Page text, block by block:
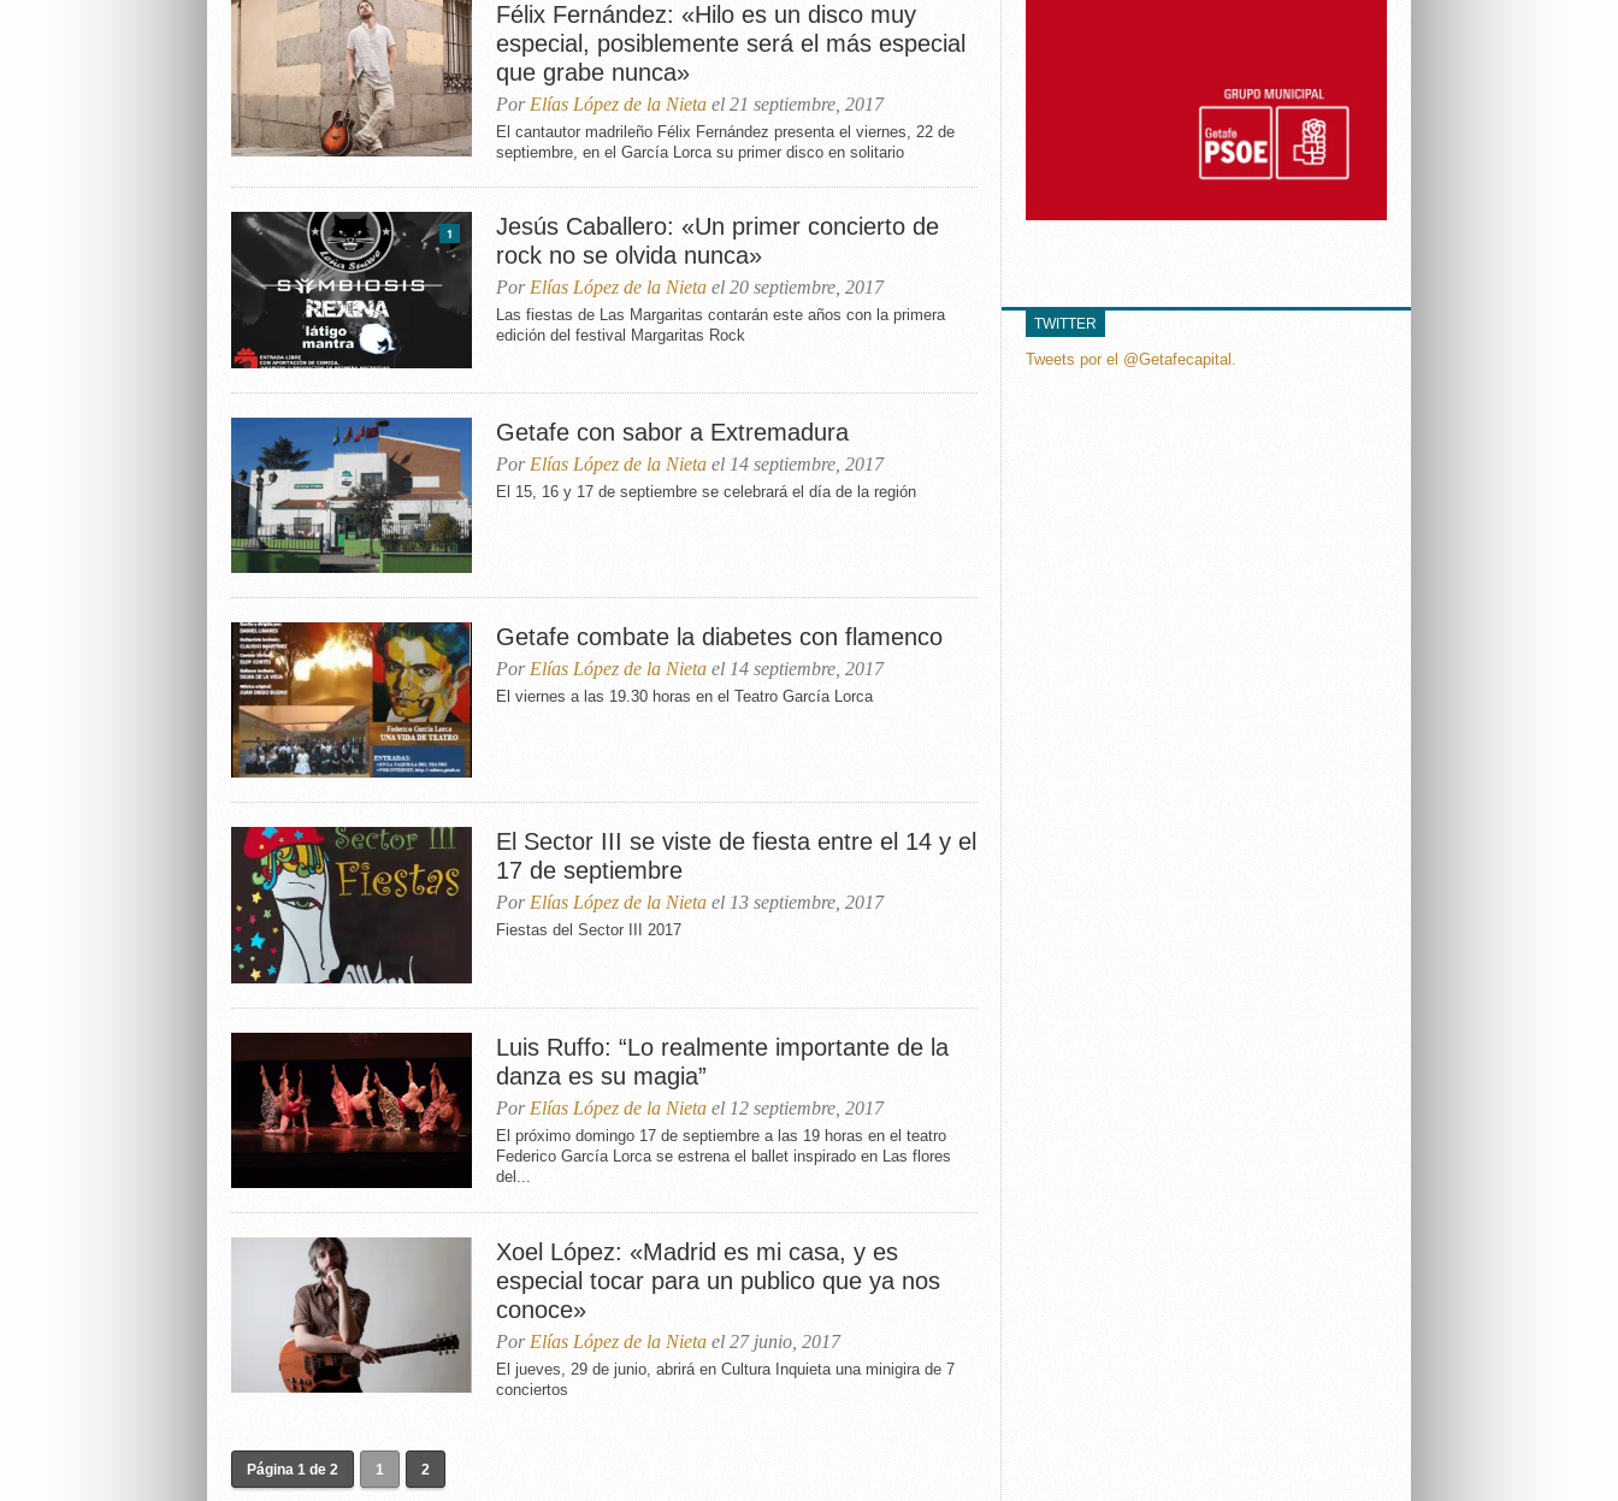
Félix Fernández: «Hilo es un disco muy
especial, posiblemente será el más especial
que grabe nunca»
Por Elías López de la Nieta el 21 septiembre, 2017
El cantautor madrileño Félix Fernández presenta el viernes, 22 de
septiembre, en el García Lorca su primer disco en solitario
1
Jesús Caballero: «Un primer concierto de
rock no se olvida nunca»
Por Elías López de la Nieta el 20 septiembre, 2017
Las fiestas de Las Margaritas contarán este años con la primera
edición del festival Margaritas Rock
Getafe con sabor a Extremadura
Por Elías López de la Nieta el 14 septiembre, 2017
El 15, 16 y 17 de septiembre se celebrará el día de la región
Getafe combate la diabetes con flamenco
Por Elías López de la Nieta el 14 septiembre, 2017
El viernes a las 19.30 horas en el Teatro García Lorca
El Sector III se viste de fiesta entre el 14 y el
17 de septiembre
Por Elías López de la Nieta el 13 septiembre, 2017
Fiestas del Sector III 2017
Luis Ruffo: “Lo realmente importante de la
danza es su magia”
Por Elías López de la Nieta el 12 septiembre, 2017
El próximo domingo 17 de septiembre a las 19 horas en el teatro
Federico García Lorca se estrena el ballet inspirado en Las flores
del...
Xoel López: «Madrid es mi casa, y es
especial tocar para un publico que ya nos
conoce»
Por Elías López de la Nieta el 27 junio, 2017
El jueves, 29 de junio, abrirá en Cultura Inquieta una minigira de 7
conciertos
Página 1 de 2 1 2
TWITTER
Tweets por el @Getafecapital.